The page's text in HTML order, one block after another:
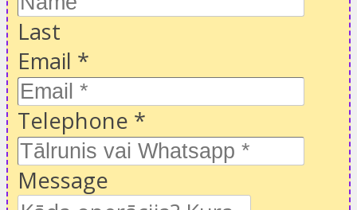
Last
Email *
Telephone *
Message